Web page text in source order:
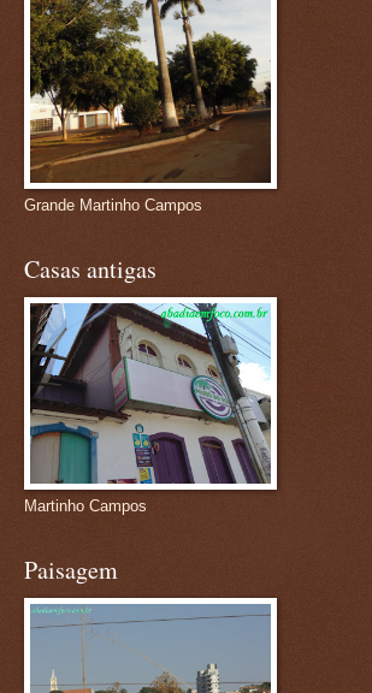
Grande Martinho Campos
Casas antigas
Martinho Campos
Paisagem